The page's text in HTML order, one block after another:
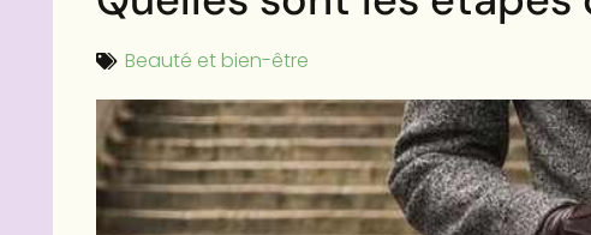
Beauté et bien-être